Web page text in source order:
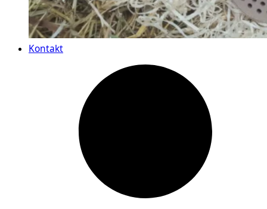
Kontakt